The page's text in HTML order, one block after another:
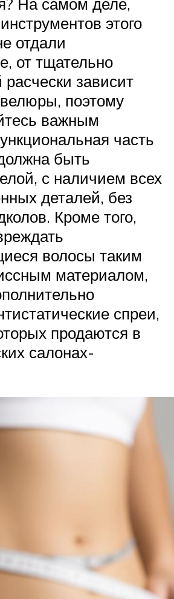
этого
отдали
от тщательно
зависит
поэтому
важным
часть
быть
с наличием всех
деталей, без
Кроме того,
волосы таким
материалом,
спреи,
продаются в
салонах-